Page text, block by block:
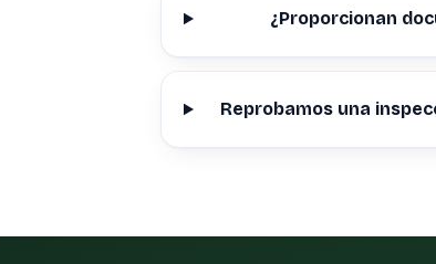
¿Proporcionan
Reprobamos una